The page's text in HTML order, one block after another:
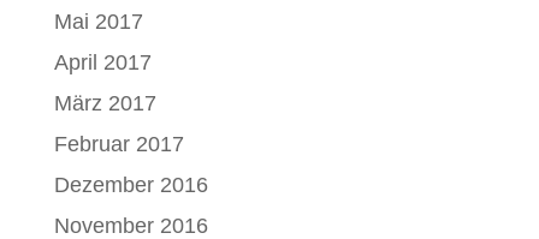
Mai 2017
April 2017
März 2017
Februar 2017
Dezember 2016
November 2016